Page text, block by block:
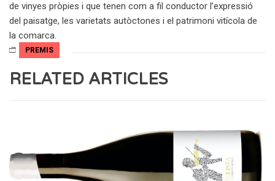
de vinyes pròpies i que tenen com a fil conductor l’expressió
del paisatge, les varietats autòctones i el patrimoni vitícola de
la comarca.
PREMIS
RELATED ARTICLES